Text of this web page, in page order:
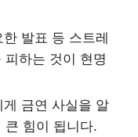
발표 등 스트레
하는 것이 현명
게 금연 사실을 알
큰 힘이 됩니다.